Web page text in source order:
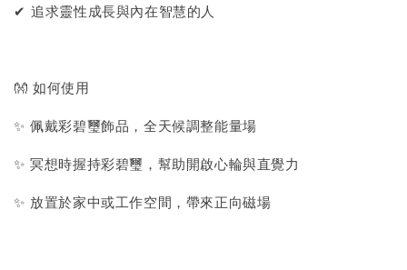
✔ 追求靈性成長與內在智慧的人
👐 如何使用
✨ 佩戴彩碧璽飾品，全天候調整能量場
✨ 冥想時握持彩碧璽，幫助開啟心輪與直覺力
✨ 放置於家中或工作空間，帶來正向磁場